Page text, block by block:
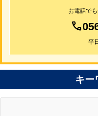
お電話で
平
キー